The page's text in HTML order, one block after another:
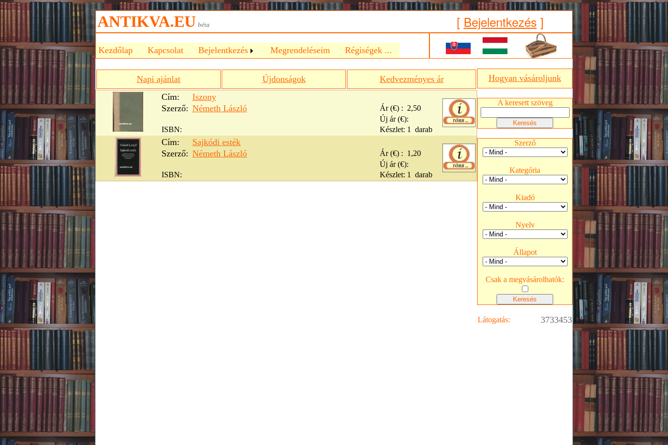
ANTIKVA.EU béta [ Bejelentkezés ]
Kezdőlap Kapcsolat Bejelentkezés Megrendeléseim Régiségek ...
Napi ajánlat Újdonságok
Kedvezményes ár
Cím:
Iszony
Szerző: Németh László Ár (€) : 2,50
Új ár (€):
ISBN:
Készlet: 1 darab
Cím:
Sajkódi esték
Szerző: Németh László Ár (€) : 1,20
Új ár (€):
ISBN:
Készlet: 1 darab
Hogyan vásároljunk
A keresett szöveg
Szerző
Kategória
Kiadó
Nyelv
Állapot
Csak a megvásárolhatók:
Látogatás: 3733453